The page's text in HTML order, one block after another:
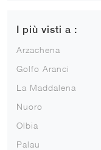
I più visti a :
Arzachena
Golfo Aranci
La Maddalena
Nuoro
Olbia
Palau